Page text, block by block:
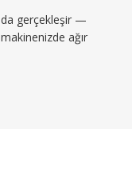
gerçekleşir —
makinenizde ağır